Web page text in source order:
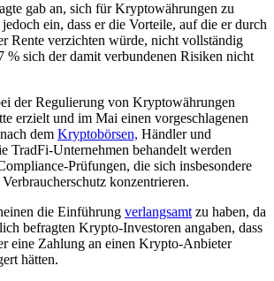
gab an, sich für Kryptowährungen zu
ein, dass er die Vorteile, auf die er durch
Rente verzichten würde, nicht vollständig
% sich der damit verbundenen Risiken nicht
der Regulierung von Kryptowährungen
erzielt und im Mai einen vorgeschlagenen
dem Kryptobörsen, Händler und
TradFi-Unternehmen behandelt werden
Prüfungen, die sich insbesondere
konzentrieren.
die Einführung verlangsamt zu haben, da
befragten Krypto-Investoren angaben, dass
eine Zahlung an einen Krypto-Anbieter
hätten.